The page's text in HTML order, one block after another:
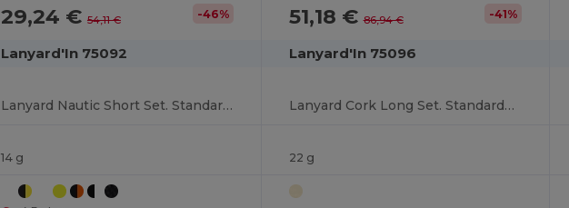
29,24 € 54,11 € -46%
Lanyard'In 75092
Lanyard Nautic Short Set. Standardmodelle
14 g
51,18 €86,94 € -41%
Lanyard'In 75096
Lanyard Cork Long Set. Standardmodelle
22 g